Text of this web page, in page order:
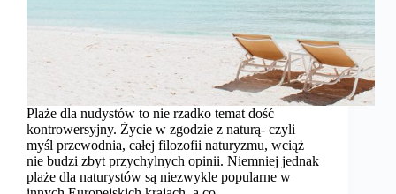
Plaże dla nudystów to nie rzadko temat dość
kontrowersyjny. Życie w zgodzie z naturą- czyli
myśl przewodnia, całej filozofii naturyzmu, wciąż
nie budzi zbyt przychylnych opinii. Niemniej jednak
plaże dla naturystów są niezwykle popularne w